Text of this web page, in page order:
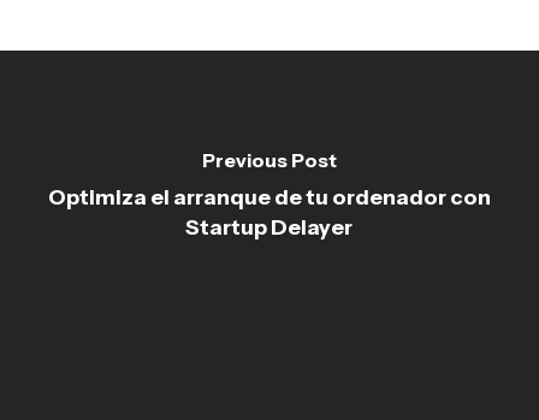
Previous Post
Optimiza el arranque de tu ordenador con
Startup Delayer